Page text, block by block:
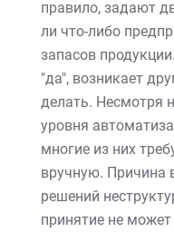
правило, задают
ли что-либо
запасов
"да", возникает
делать. Несмотря
уровня
многие из них
вручную. Причина
решений
принятие не